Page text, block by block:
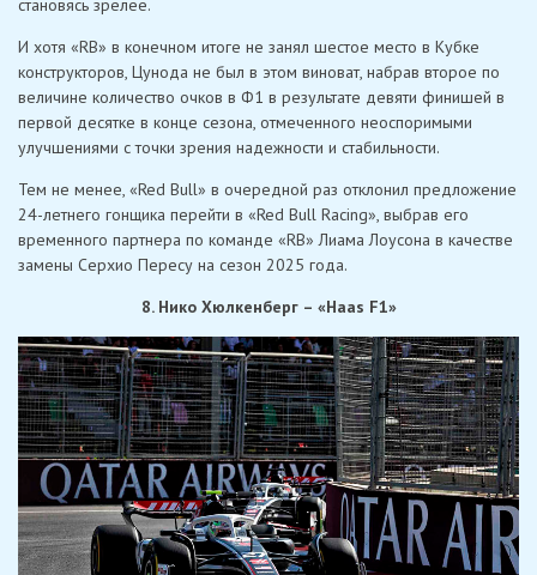
становясь зрелее.
И хотя «RB» в конечном итоге не занял шестое место в Кубке
конструкторов, Цунода не был в этом виноват, набрав второе по
величине количество очков в Ф1 в результате девяти финишей в
первой десятке в конце сезона, отмеченного неоспоримыми
улучшениями с точки зрения надежности и стабильности.
Тем не менее, «Red Bull» в очередной раз отклонил предложение
24-летнего гонщика перейти в «Red Bull Racing», выбрав его
временного партнера по команде «RB» Лиама Лоусона в качестве
замены Серхио Пересу на сезон 2025 года.
8. Нико Хюлкенберг – «Haas F1»